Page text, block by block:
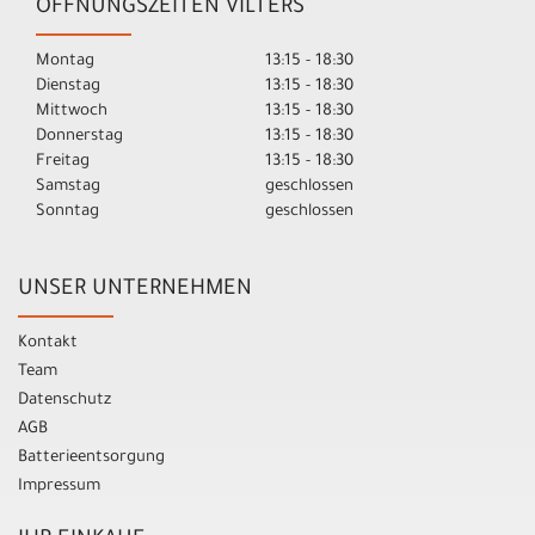
ÖFFNUNGSZEITEN VILTERS
Montag
13:15 - 18:30
Dienstag
13:15 - 18:30
Mittwoch
13:15 - 18:30
Donnerstag
13:15 - 18:30
Freitag
13:15 - 18:30
Samstag
geschlossen
Sonntag
geschlossen
UNSER UNTERNEHMEN
Kontakt
Team
Datenschutz
AGB
Batterieentsorgung
Impressum